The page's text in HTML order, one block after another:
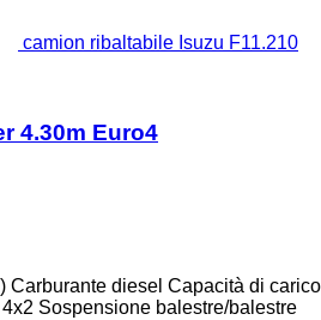
camion ribaltabile Isuzu F11.210
4.30m Euro4
Carburante diesel Capacità di carico
4x2 Sospensione balestre/balestre